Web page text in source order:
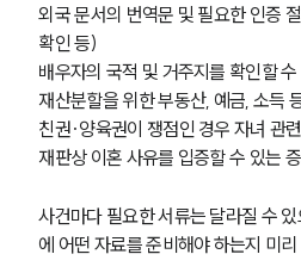
외국 문서의 번역문 및 필요한 인증
확인 등)
배우자의 국적 및 거주지를 확인할
재산분할을 위한 부동산, 예금, 소득
친권·양육권이 쟁점인 경우 자녀 관
재판상 이혼 사유를 입증할 수 있는
사건마다 필요한 서류는 달라질 수
에 어떤 자료를 준비해야 하는지 미